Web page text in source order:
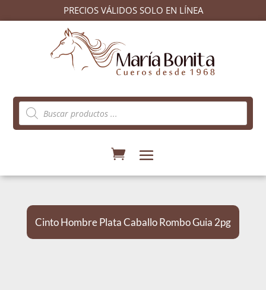
PRECIOS VÁLIDOS SOLO EN LÍNEA
Búsqueda
de
productos
Cinto Hombre Plata Caballo Rombo Guia 2pg